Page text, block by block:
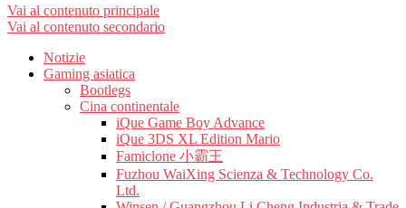
Vai al contenuto principale
Vai al contenuto secondario
Notizie
Gaming asiatica
Bootlegs
Cina continentale
iQue Game Boy Advance
iQue 3DS XL Edition Mario
Famiclone 小霸王
Fuzhou WaiXing Scienza & Technology Co.
Ltd.